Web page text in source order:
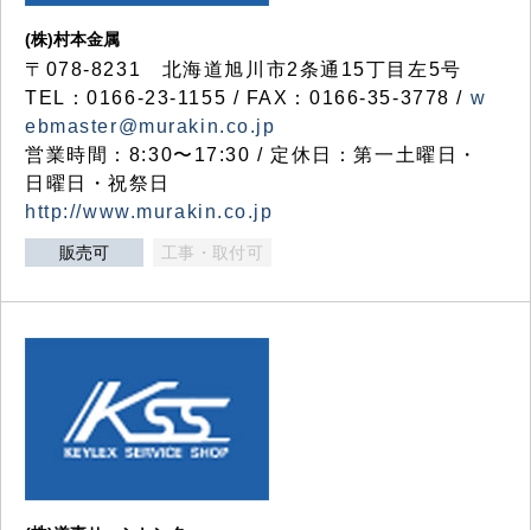
(株)村本金属
〒078-8231 北海道旭川市2条通15丁目左5号
TEL：0166-23-1155 / FAX：0166-35-3778 / w
ebmaster@murakin.co.jp
営業時間：8:30〜17:30 / 定休日：第一土曜日・
日曜日・祝祭日
http://www.murakin.co.jp
販売可 工事・取付可